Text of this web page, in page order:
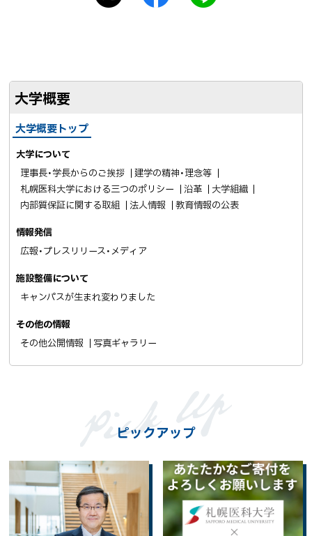
o
ア
送
大学概要
大学概要トップ
大学について
理事長・学長からのご挨拶
建学の精神・理念等
札幌医科大学における三つのポリシー
沿革
大学組織
内部質保証に関する取組
法人情報 教育情報の公表
情報発信
広報・プレスリリース・メディア
施設整備について
キャンパスが生まれ変わりました
その他の情報
その他公開情報
写真ギャラリー
ピックアップ